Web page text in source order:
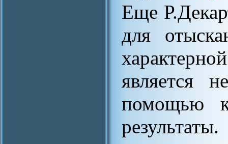
Еще
для
является
помощью